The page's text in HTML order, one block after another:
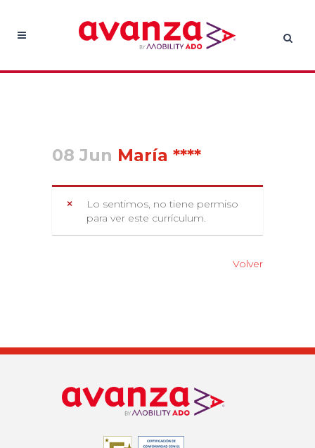
08 Jun María ****
Lo sentimos, no tiene permiso
para ver este currículum.
Volver